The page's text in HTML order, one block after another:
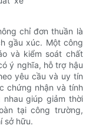
chỉ đơn thuần là
gầu xúc. Một công
và kiểm soát chất
ý nghĩa, hỗ trợ hậu
yêu cầu và uy tín
chứng nhận và tính
giúp giảm thời
tại công trường,
sở hữu.